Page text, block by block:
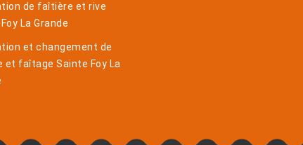
de faîtière et rive
La Grande
et changement de
et faîtage Sainte Foy La